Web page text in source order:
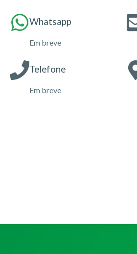
Whatsapp
Em breve
Telefone
Em breve